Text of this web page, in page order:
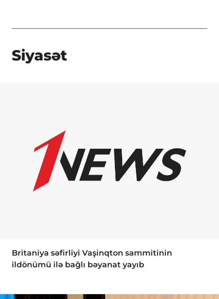
Siyasət
Britaniya səfirliyi Vaşinqton sammitinin
ildönümü ilə bağlı bəyanat yayıb